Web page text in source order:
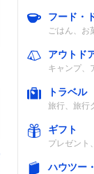
フード・
ごはん、お
アウトド
キャンプ、
トラベル
旅行、旅行
ギフト
プレゼント
ハウツー